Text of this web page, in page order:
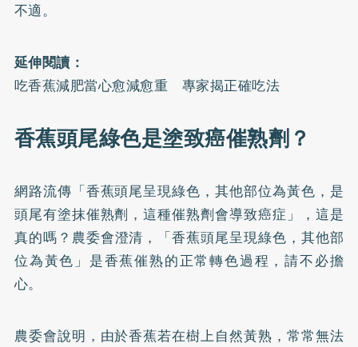
不適。
延伸閱讀：
吃香蕉減肥當心愈減愈重 專家揭正確吃法
香蕉頭尾綠色是塗致癌催熟劑？
網路流傳「香蕉頭尾呈現綠色，其他部位為黃色，是
頭尾有塗抹催熟劑，這種催熟劑會導致癌症」，這是
真的嗎？農委會澄清，「香蕉頭尾呈現綠色，其他部
位為黃色」是香蕉催熟的正常轉色過程，請不必擔
心。
農委會說明，由於香蕉若在樹上自然黃熟，常常無法